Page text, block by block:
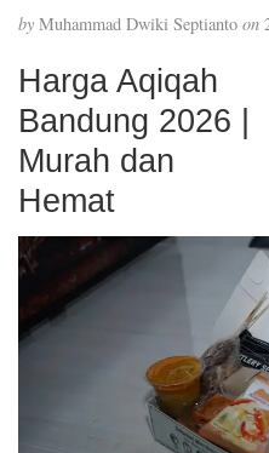
by Muhammad Dwiki Septianto on
Harga Aqiqah
Bandung 2026 |
Murah dan
Hemat